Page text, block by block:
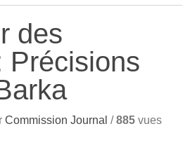
des
Précisions
Commission Journal /885 vues